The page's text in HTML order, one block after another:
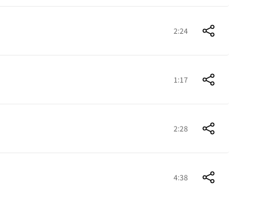
2:24
1:17
2:28
4:38